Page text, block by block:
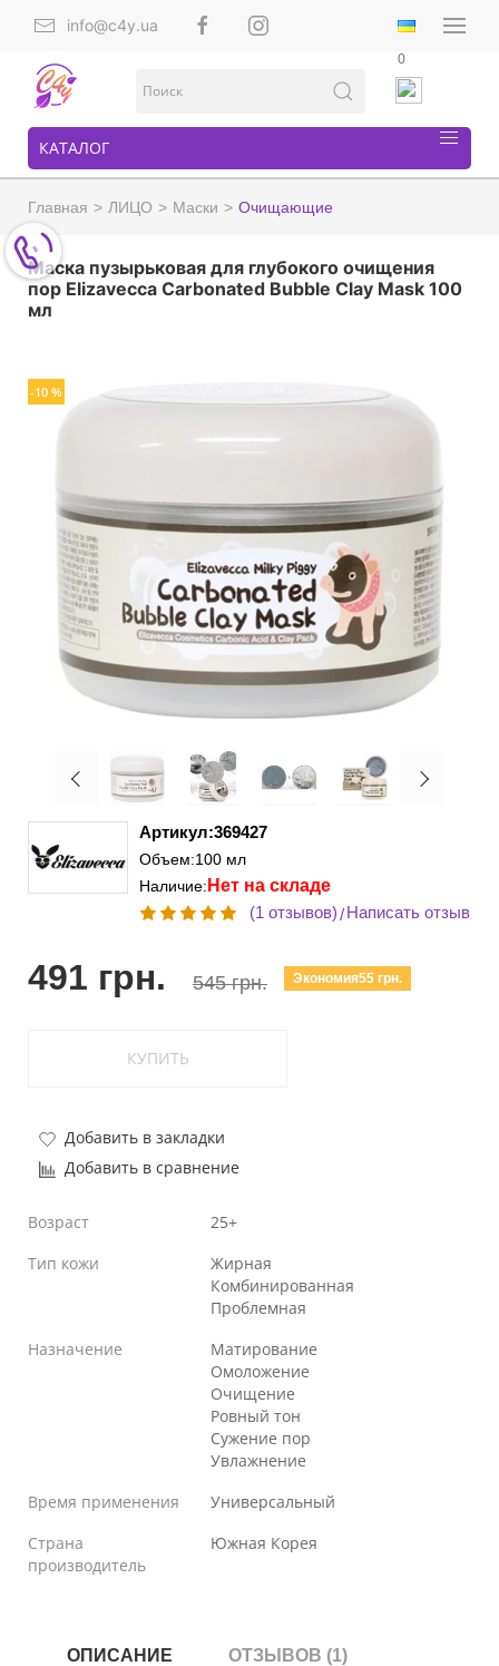
info@c4y.ua
0
КАТАЛОГ
Главная ЛИЦО Маски Очищающие
Маска пузырьковая для глубокого очищения
пор Elizavecca Carbonated Bubble Clay Mask 100
мл
-10 %
Артикул:369427
Объем:100 мл
Наличие: Нет на складе
(1 отзывов)/Написать отзыв
491 грн. 545 грн. Экономия55 грн.
КУПИТЬ
Добавить в закладки
Добавить в сравнение
Возраст
25+
Тип кожи
Жирная
Комбинированная
Проблемная
Назначение
Матирование
Омоложение
Очищение
Ровный тон
Сужение пор
Увлажнение
Время применения
Универсальный
Страна
производитель
Южная Корея
ОПИСАНИЕ ОТЗЫВОВ (1)